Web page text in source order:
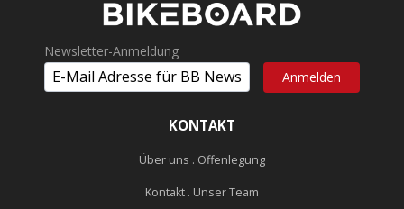
Find ich cool. Überrascht mich nur, dass es nicht noch mit eine
Chisel wohl recht weich vom Rahmen her.
Newsletter-Anmeldung
KONTAKT
Über uns . Offenlegung
Kontakt . Unser Team